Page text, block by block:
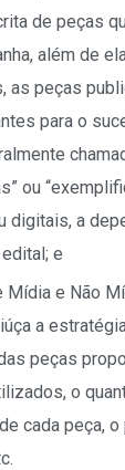
de peças
além de
as peças
para o
ou
digitais, a
e
Mídia e Não
a
peças
o
cada peça,